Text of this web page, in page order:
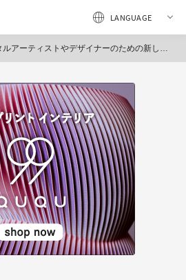
ティストやデザイナーのための新しい「Wacom Cintiq Pro 16」発売（ワコム）